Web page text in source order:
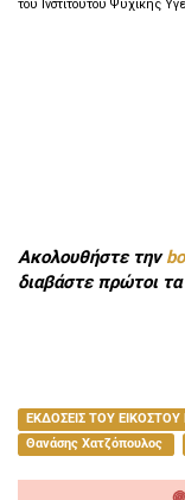
του Ινστιτούτου Ψυχικής
Ακολουθήστε την
διαβάστε πρώτοι
ΕΚΔΟΣΕΙΣ ΤΟΥ
Θανάσης Χατζόπουλος